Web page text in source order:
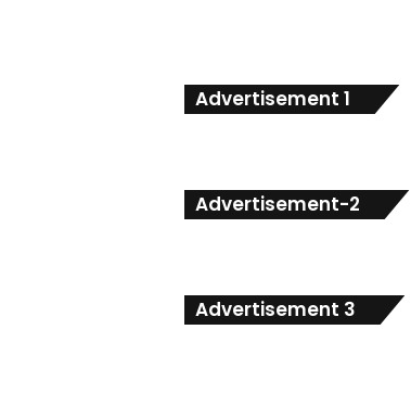
Advertisement 1
Advertisement-2
Advertisement 3